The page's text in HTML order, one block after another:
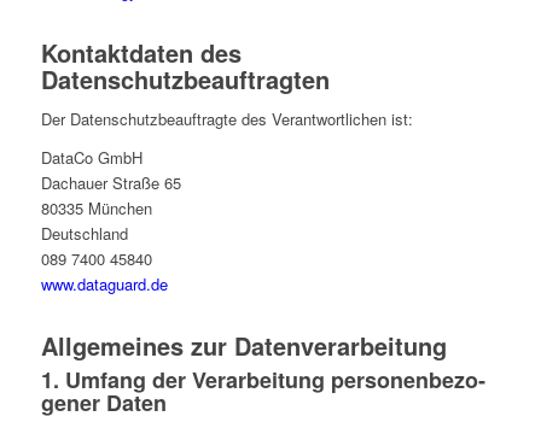
Kon­takt­da­ten des
Datenschutzbeauftragten
Der Daten­schutz­be­auf­tragte des Ver­ant­wort­li­chen ist:
DataCo GmbH
Dach­auer Straße 65
80335 München
Deutschland
089 7400 45840
www.dataguard.de
All­ge­mei­nes zur Datenverarbeitung
1. Umfang der Ver­ar­bei­tung per­so­nen­be­zo­
ge­ner Daten